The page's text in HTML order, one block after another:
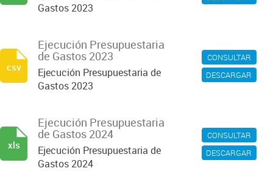
Gastos 2023
CONSULTAR
DESCARGAR
Ejecución Presupuestaria
de Gastos 2023
Ejecución Presupuestaria de
Gastos 2023
csv
CONSULTAR
DESCARGAR
Ejecución Presupuestaria
de Gastos 2024
Ejecución Presupuestaria de
Gastos 2024
xls